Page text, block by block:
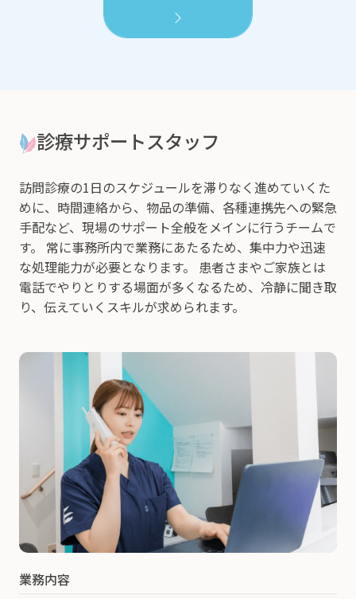
診療サポートスタッフ
訪問診療の1日のスケジュールを滞りなく進めていくた
めに、時間連絡から、物品の準備、各種連携先への緊急
手配など、現場のサポート全般をメインに行うチームで
す。 常に事務所内で業務にあたるため、集中力や迅速
な処理能力が必要となります。 患者さまやご家族とは
電話でやりとりする場面が多くなるため、冷静に聞き取
り、伝えていくスキルが求められます。
業務内容